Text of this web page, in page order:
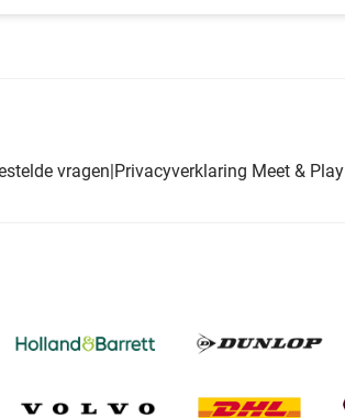
vragen|Privacyverklaring Meet & Play